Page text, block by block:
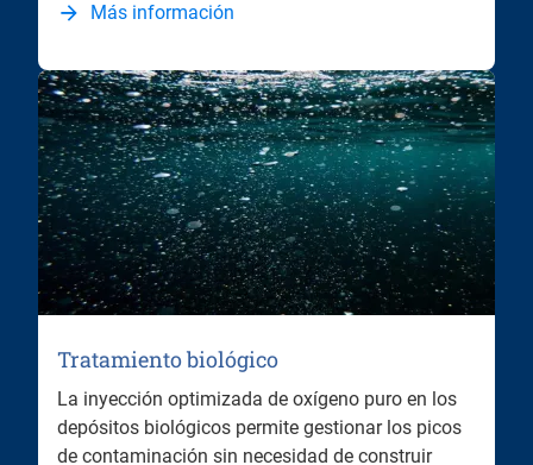
Más información
Tratamiento biológico
La inyección optimizada de oxígeno puro en los
depósitos biológicos permite gestionar los picos
de contaminación sin necesidad de construir